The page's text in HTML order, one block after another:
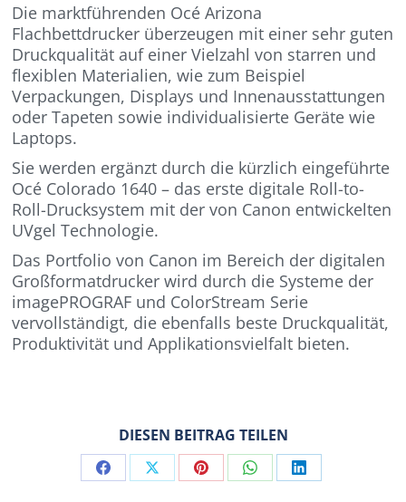
Die marktführenden Océ Arizona
Flachbettdrucker überzeugen mit einer sehr guten
Druckqualität auf einer Vielzahl von starren und
flexiblen Materialien, wie zum Beispiel
Verpackungen, Displays und Innenausstattungen
oder Tapeten sowie individualisierte Geräte wie
Laptops.
Sie werden ergänzt durch die kürzlich eingeführte
Océ Colorado 1640 – das erste digitale Roll-to-
Roll-Drucksystem mit der von Canon entwickelten
UVgel Technologie.
Das Portfolio von Canon im Bereich der digitalen
Großformatdrucker wird durch die Systeme der
imagePROGRAF und ColorStream Serie
vervollständigt, die ebenfalls beste Druckqualität,
Produktivität und Applikationsvielfalt bieten.
DIESEN BEITRAG TEILEN
Share Share Share Share Share